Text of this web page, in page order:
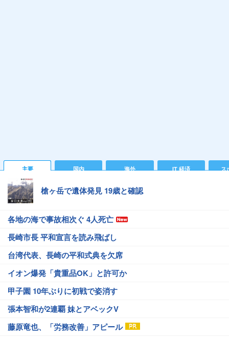
主要 国内 海外 IT 経済 ス
槍ヶ岳で遺体発見 19歳と確認
各地の海で事故相次ぐ 4人死亡
長崎市長 平和宣言を読み飛ばし
台湾代表、長崎の平和式典を欠席
イオン爆発「貴重品OK」と許可か
甲子園 10年ぶりに初戦で姿消す
張本智和が2連覇 妹とアベックV
藤原竜也、「労務改善」アピール